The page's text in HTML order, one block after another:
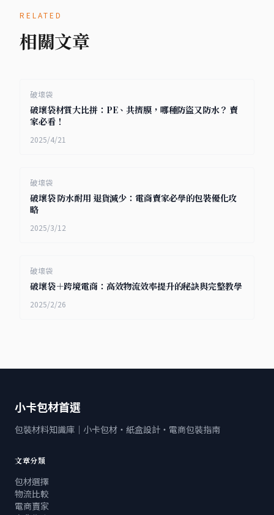
RELATED
相關文章
破壞袋
破壞袋材質大比拼：PE、共擠膜，哪種防盜又防水？ 賣
家必看！
2025/4/21
破壞袋
破壞袋 防水耐用 退貨減少：電商賣家必學的包裝優化攻
略
2025/3/12
破壞袋
破壞袋＋跨境電商：高效物流效率提升的秘訣與完整教學
2025/2/26
小卡包材首選
包裝材料知識庫｜小卡包材・紙盒設計・電商包裝指南
文章分類
包材選擇
物流比較
電商賣家